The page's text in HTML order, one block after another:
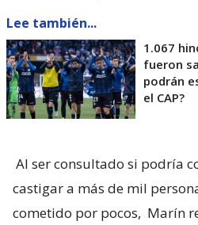
Lee también...
1.067
fueron
podrán
el CAP?
Al ser consultado si podría
castigar a más de mil
cometido por pocos, Marín